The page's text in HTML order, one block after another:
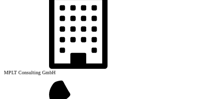
MPLT Consulting GmbH